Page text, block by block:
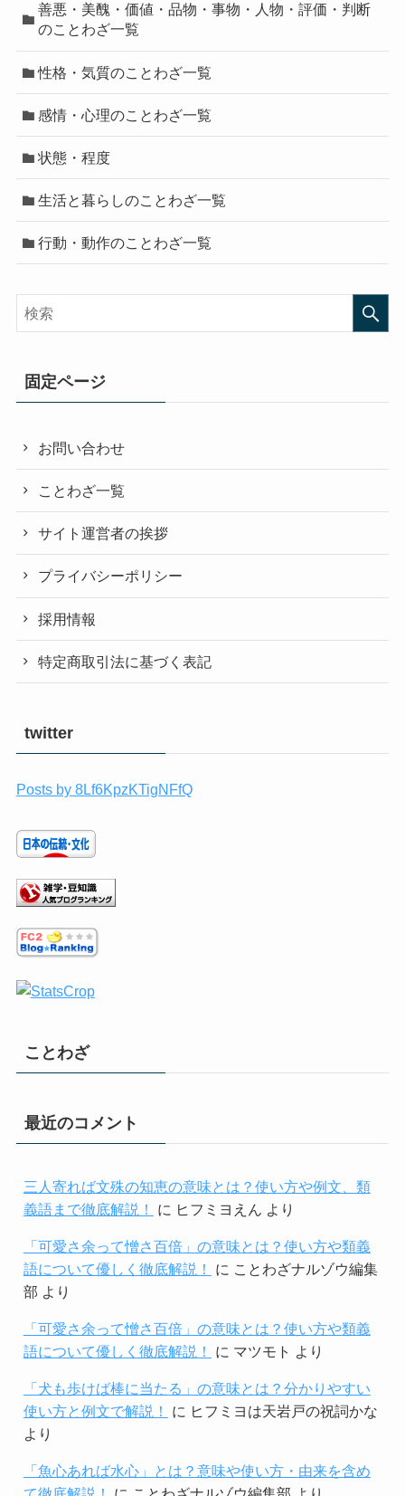
善悪・美醜・価値・品物・事物・人物・評価・判断
のことわざ一覧
性格・気質のことわざ一覧
感情・心理のことわざ一覧
状態・程度
生活と暮らしのことわざ一覧
行動・動作のことわざ一覧
固定ページ
お問い合わせ
ことわざ一覧
サイト運営者の挨拶
プライバシーポリシー
採用情報
特定商取引法に基づく表記
twitter
Posts by 8Lf6KpzKTigNFfQ
ことわざ
最近のコメント
三人寄れば文殊の知恵の意味とは？使い方や例文、類
義語まで徹底解説！
に ヒフミヨえん より
「可愛さ余って憎さ百倍」の意味とは？使い方や類義
語について優しく徹底解説！
に ことわざナルゾウ編集
部 より
「可愛さ余って憎さ百倍」の意味とは？使い方や類義
語について優しく徹底解説！
に マツモト より
「犬も歩けば棒に当たる」の意味とは？分かりやすい
使い方と例文で解説！
に ヒフミヨは天岩戸の祝詞かな
より
「魚心あれば水心」とは？意味や使い方・由来を含め